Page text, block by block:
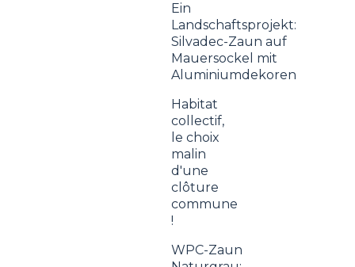
Ein
Landschaftsprojekt:
Silvadec-Zaun auf
Mauersockel mit
Aluminiumdekoren
Habitat
collectif,
le choix
malin
d'une
clôture
commune
!
WPC-Zaun